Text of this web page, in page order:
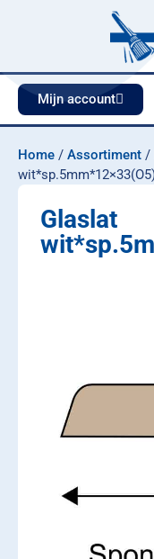
Mijn account
Home / Assortiment /
Glaslat